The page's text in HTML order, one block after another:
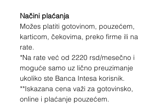
Načini plaćanja
Možes platiti gotovinom, pouzećem,
karticom, čekovima, preko firme ili na
rate.
*Na rate već od 2220 rsd/mesečno i
moguće samo uz lično preuzimanje
ukoliko ste Banca Intesa korisnik.
**Iskazana cena važi za gotovinsko,
online i plaćanje pouzećem.